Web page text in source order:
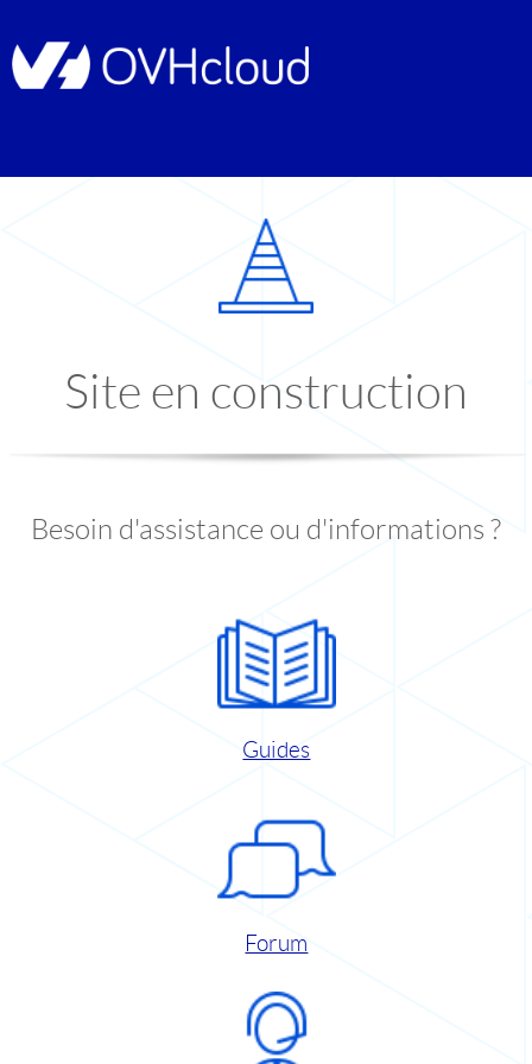
Site en construction
Besoin d'assistance ou d'informations ?
Guides
Forum